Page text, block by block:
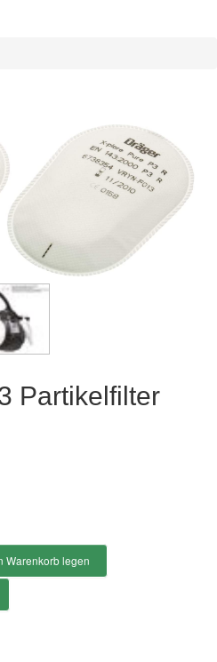
Partikelfilter
Warenkorb legen